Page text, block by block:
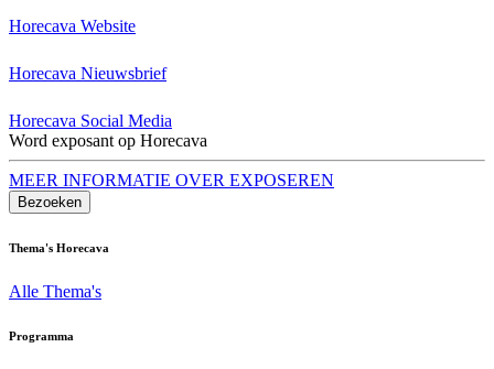
Horecava Website
Horecava Nieuwsbrief
Horecava Social Media
Word exposant op Horecava
MEER INFORMATIE OVER EXPOSEREN
Bezoeken
Thema's Horecava
Alle Thema's
Programma